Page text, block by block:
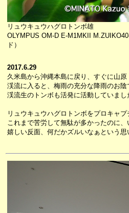
リュウキュウハグロトンボ雄
OLYMPUS OM-D E-M1MKII
ド）
2017.6.29
久米島から沖縄本島に戻り、すぐに山
渓流に入ると、梅雨の充分な降雨のお
渓流生のトンボも活発に活動していまし
リュウキュウハグロトンボをプロキャ
これまで苦労して無駄が多かったのに
嬉しい反面、何だかズルいなぁという思